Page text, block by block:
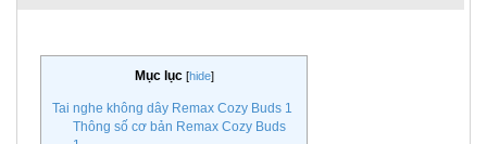
Mục lục [hide]
Tai nghe không dây Remax Cozy Buds 1
Thông số cơ bản Remax Cozy Buds